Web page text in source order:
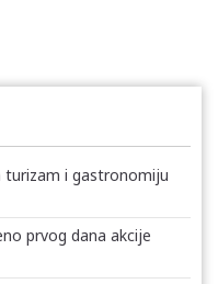
i gastronomiju
prvog dana akcije